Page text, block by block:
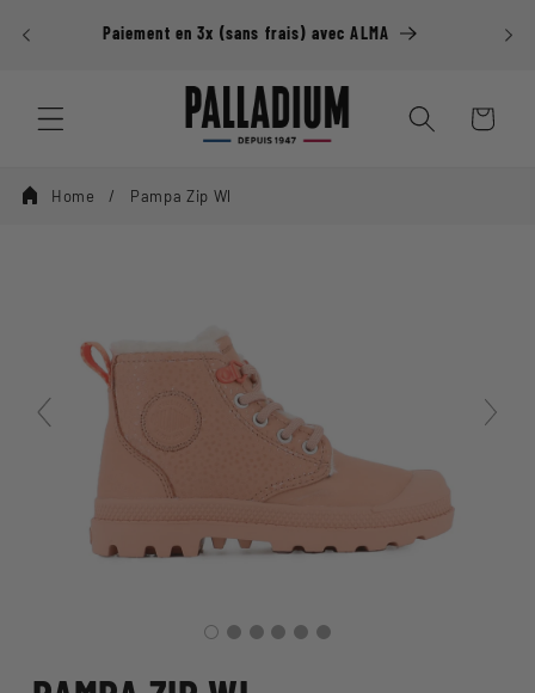
passer au
contenu
DE Paiement en 3x (sans frais) avec ALMA
Panier
Home Pampa Zip Wl